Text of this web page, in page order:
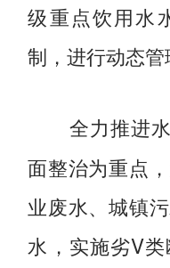
级重点饮用水
制，进行动态管
全力推进水
面整治为重点
业废水、城镇
水，实施劣V